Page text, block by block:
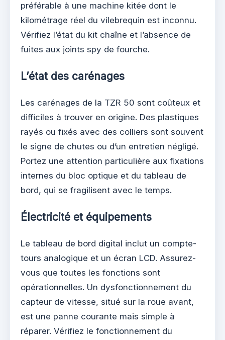
préférable à une machine kitée dont le
kilométrage réel du vilebrequin est inconnu.
Vérifiez l’état du kit chaîne et l’absence de
fuites aux joints spy de fourche.
L’état des carénages
Les carénages de la TZR 50 sont coûteux et
difficiles à trouver en origine. Des plastiques
rayés ou fixés avec des colliers sont souvent
le signe de chutes ou d’un entretien négligé.
Portez une attention particulière aux fixations
internes du bloc optique et du tableau de
bord, qui se fragilisent avec le temps.
Électricité et équipements
Le tableau de bord digital inclut un compte-
tours analogique et un écran LCD. Assurez-
vous que toutes les fonctions sont
opérationnelles. Un dysfonctionnement du
capteur de vitesse, situé sur la roue avant,
est une panne courante mais simple à
réparer. Vérifiez le fonctionnement du